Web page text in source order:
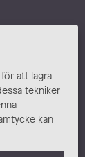
att lagra
tekniker
kan